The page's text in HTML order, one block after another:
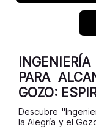
PARA
GOZO:
Descubre
la Alegría y el